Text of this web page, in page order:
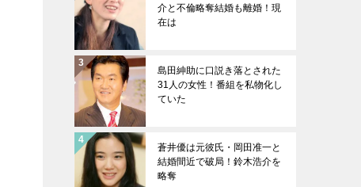
介と不倫略奪結婚も離婚！現
在は
島田紳助に口説き落とされた
31人の女性！番組を私物化し
ていた
蒼井優は元彼氏・岡田准一と
結婚間近で破局！鈴木浩介を
略奪